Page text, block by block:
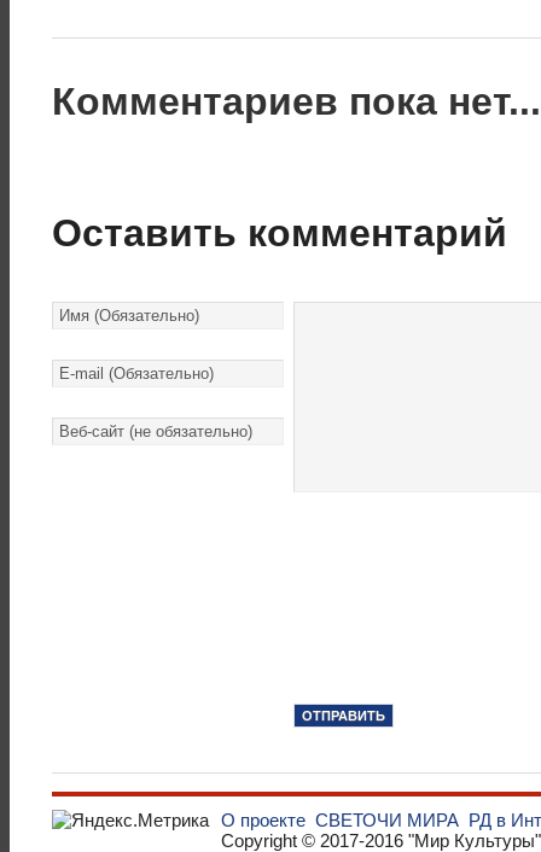
Комментариев пока
Оставить комментарий
О проекте СВЕТОЧИ МИРА РД в
Copyright © 2017-2016 "Мир Культуры"